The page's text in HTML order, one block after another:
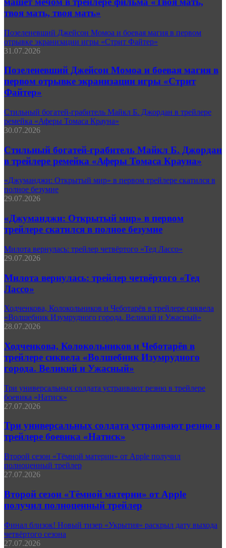
твоя мать, твоя мать»
Позеленевший Джейсон Момоа и боевая магия в первом
отрывке экранизации игры «Стрит Файтер»
31.07.2026
Позеленевший Джейсон Момоа и боевая магия в
первом отрывке экранизации игры «Стрит
Файтер»
Стильный богатей-грабитель Майкл Б. Джордан в трейлере
ремейка «Аферы Томаса Крауна»
30.07.2026
Стильный богатей-грабитель Майкл Б. Джордан
в трейлере ремейка «Аферы Томаса Крауна»
«Джуманджи: Открытый мир» в первом трейлере скатился в
полное безумие
29.07.2026
«Джуманджи: Открытый мир» в первом
трейлере скатился в полное безумие
Милота вернулась: трейлер четвёртого «Тед Лассо»
29.07.2026
Милота вернулась: трейлер четвёртого «Тед
Лассо»
Ходченкова, Колокольников и Чеботарёв в трейлере сиквела
«Волшебник Изумрудного города. Великий и Ужасный»
28.07.2026
Ходченкова, Колокольников и Чеботарёв в
трейлере сиквела «Волшебник Изумрудного
города. Великий и Ужасный»
Три универсальных солдата устраивают резню в трейлере
боевика «Натиск»
27.07.2026
Три универсальных солдата устраивают резню в
трейлере боевика «Натиск»
Второй сезон «Тёмной материи» от Apple получил
полноценный трейлер
27.07.2026
Второй сезон «Тёмной материи» от Apple
получил полноценный трейлер
Финал близок! Новый тизер «Укрытия» раскрыл дату выхода
четвёртого сезона
27.07.2026